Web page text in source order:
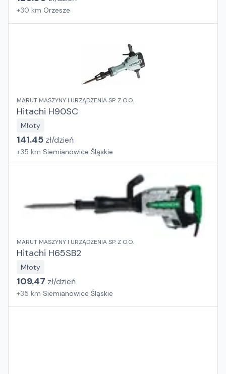
+30 km Orzesze
MARUT MASZYNY I URZĄDZENIA SP. Z O.O.
Hitachi H90SC
Młoty
141.45 zł/dzień
+35 km Siemianowice Śląskie
MARUT MASZYNY I URZĄDZENIA SP. Z O.O.
Hitachi H65SB2
Młoty
109.47 zł/dzień
+35 km Siemianowice Śląskie